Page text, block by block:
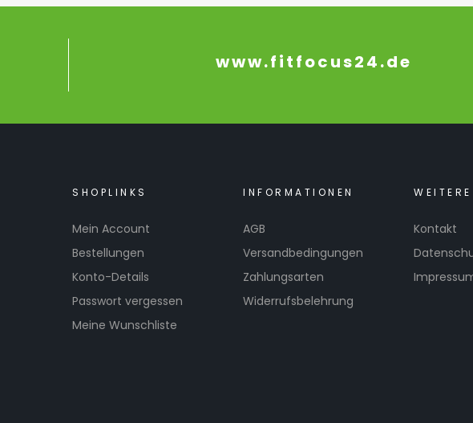
www.fitfocus24.de
SHOPLINKS
Mein Account
Bestellungen
Konto-Details
Passwort vergessen
Meine Wunschliste
INFORMATIONEN
AGB
Versandbedingungen
Zahlungsarten
Widerrufsbelehrung
Kontakt